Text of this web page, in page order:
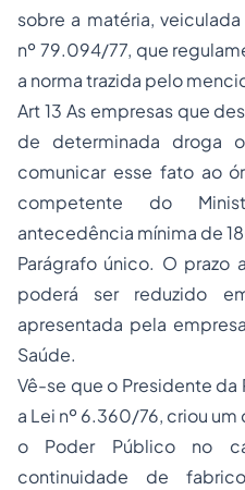
sobre a matéria,
nº 79.094/77, que
a norma trazida pelo
Art 13 As empresas que
de determinada droga
comunicar esse fato ao
competente do
antecedência mínima de
Parágrafo único. O
poderá ser reduzido
apresentada pela
Saúde.
Vê-se que o Presidente
a Lei nº 6.360/76, criou
o Poder Público no
continuidade de